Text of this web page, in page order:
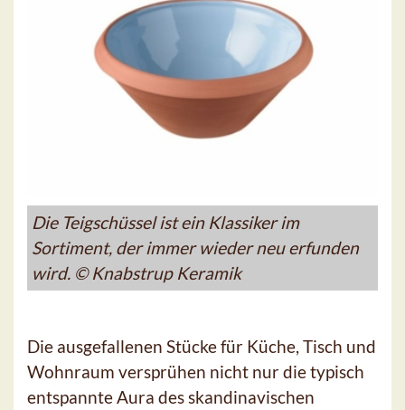
Die Teigschüssel ist ein Klassiker im
Sortiment, der immer wieder neu erfunden
wird. © Knabstrup Keramik
Die ausgefallenen Stücke für Küche, Tisch und
Wohnraum versprühen nicht nur die typisch
entspannte Aura des skandinavischen